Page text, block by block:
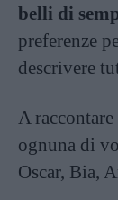
belli di
preferenze
descrivere
A
ognuna di
Oscar, Bia,